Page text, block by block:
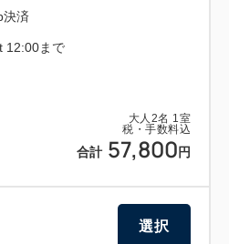
大人 2名 1 室
税・手数料込
合計 57,800 円
決済
12:00まで
選択